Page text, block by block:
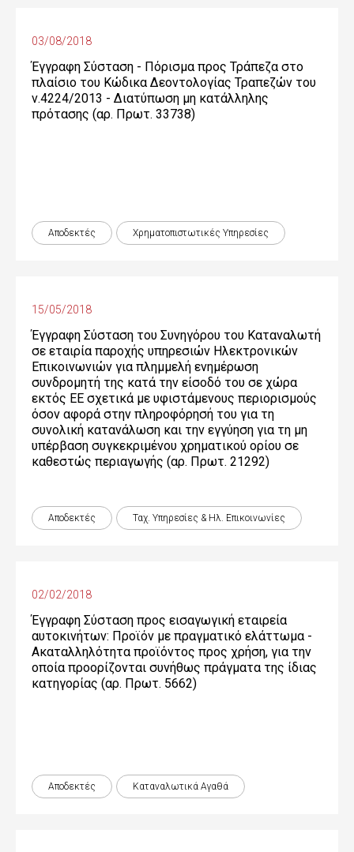
03/08/2018
Έγγραφη Σύσταση - Πόρισμα προς Τράπεζα στο
πλαίσιο του Κώδικα Δεοντολογίας Τραπεζών του
ν.4224/2013 - Διατύπωση μη κατάλληλης
πρότασης (αρ. Πρωτ. 33738)
Αποδεκτές Χρηματοπιστωτικές Yπηρεσίες
15/05/2018
Έγγραφη Σύσταση του Συνηγόρου του Καταναλωτή
σε εταιρία παροχής υπηρεσιών Ηλεκτρονικών
Επικοινωνιών για πλημμελή ενημέρωση
συνδρομητή της κατά την είσοδό του σε χώρα
εκτός ΕΕ σχετικά με υφιστάμενους περιορισμούς
όσον αφορά στην πληροφόρησή του για τη
συνολική κατανάλωση και την εγγύηση για τη μη
υπέρβαση συγκεκριμένου χρηματικού ορίου σε
καθεστώς περιαγωγής (αρ. Πρωτ. 21292)
Αποδεκτές Ταχ. Υπηρεσίες & Ηλ. Επικοινωνίες
02/02/2018
Έγγραφη Σύσταση προς εισαγωγική εταιρεία
αυτοκινήτων: Προϊόν με πραγματικό ελάττωμα -
Ακαταλληλότητα προϊόντος προς χρήση, για την
οποία προορίζονται συνήθως πράγματα της ίδιας
κατηγορίας (αρ. Πρωτ. 5662)
Αποδεκτές Καταναλωτικά Αγαθά